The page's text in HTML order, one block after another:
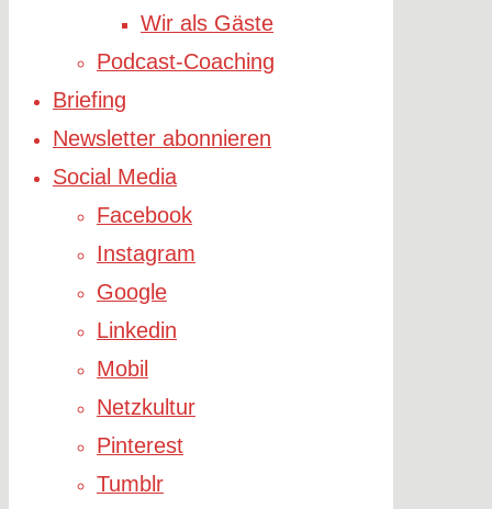
Wir als Gäste
Podcast-Coaching
Briefing
Newsletter abonnieren
Social Media
Facebook
Instagram
Google
Linkedin
Mobil
Netzkultur
Pinterest
Tumblr